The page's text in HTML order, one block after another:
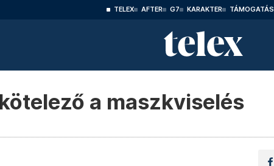
TELEX AFTER G7 KARAKTER TÁMOGATÁS
a maszkviselés